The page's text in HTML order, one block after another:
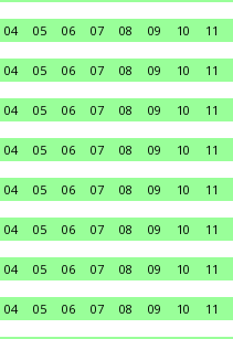
04 05 06 07 08 09 10 11
04 05 06 07 08 09 10 11
04 05 06 07 08 09 10 11
04 05 06 07 08 09 10 11
04 05 06 07 08 09 10 11
04 05 06 07 08 09 10 11
04 05 06 07 08 09 10 11
04 05 06 07 08 09 10 11